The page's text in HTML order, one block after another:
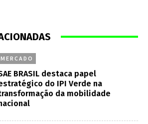
MERCADO
BRASIL destaca papel
do IPI Verde na
da mobilidade